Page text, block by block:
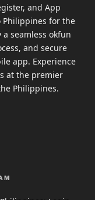
and App
Philippines for the
seamless okfun
and secure
app. Experience
at the premier
Philippines.